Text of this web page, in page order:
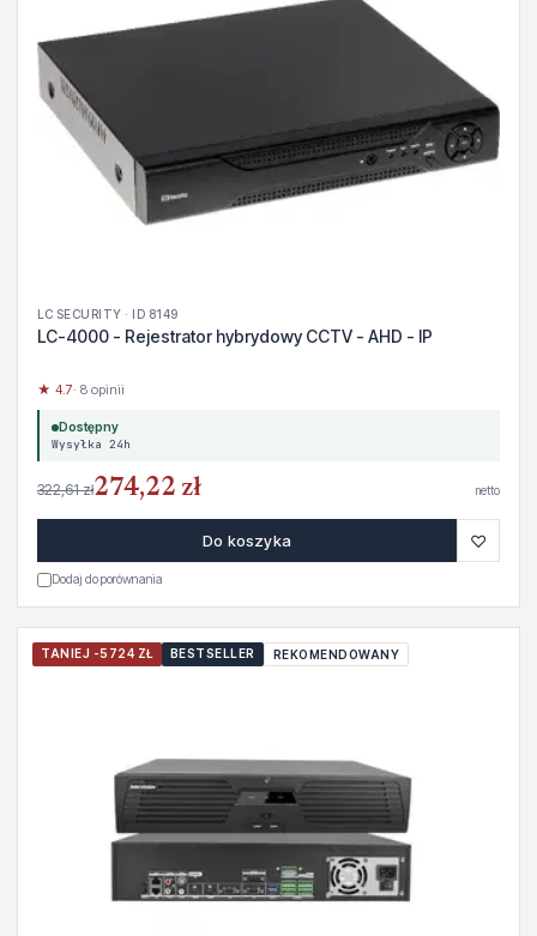
LC SECURITY · ID 8149
LC-4000 - Rejestrator hybrydowy CCTV - AHD - IP
★ 4.7· 8 opinii
Dostępny
Wysyłka 24h
322,61 zł274,22 zł netto
Do koszyka ♡
Dodaj do porównania
TANIEJ -5724 ZŁ BESTSELLER REKOMENDOWANY